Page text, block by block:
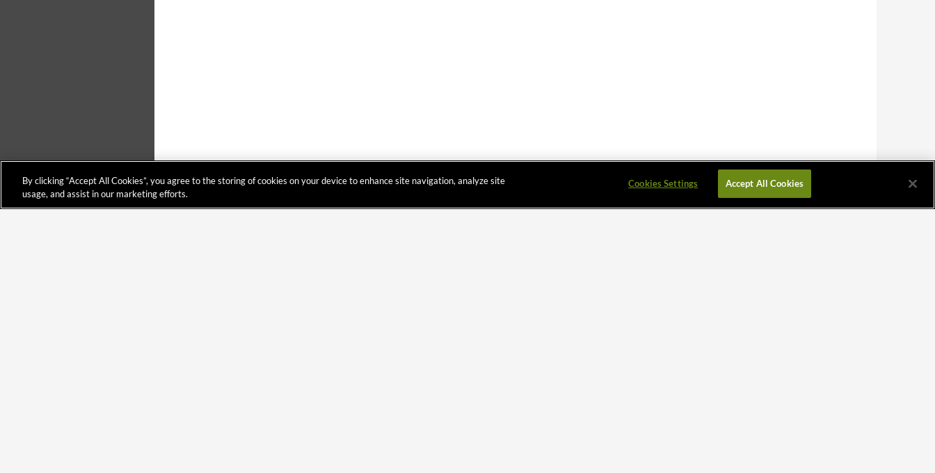
By clicking “Accept All Cookies”, you agree to the storing of cookies on your device to enhance site navigation, analyze site
usage, and assist in our marketing efforts.
Cookies Settings Accept All Cookies